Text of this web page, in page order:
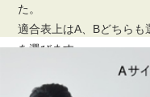
た。
適合表上はA、Bどちら
を選びます。